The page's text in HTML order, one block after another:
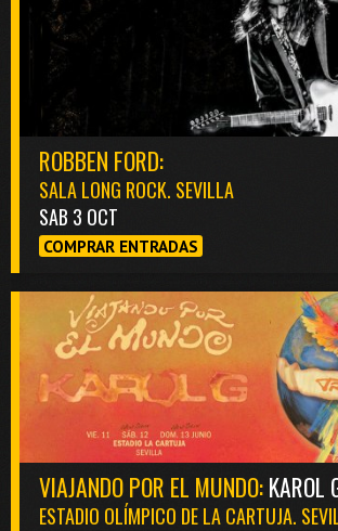
ROBBEN FORD:
SALA LONG ROCK. SEVILLA
SAB 3 OCT
COMPRAR ENTRADAS
VIAJANDO POR EL MUNDO:KAROL
ESTADIO OLÍMPICO DE LA CARTUJA.